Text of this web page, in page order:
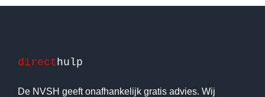
direct hulp
De NVSH geeft onafhankelijk gratis advies. Wij